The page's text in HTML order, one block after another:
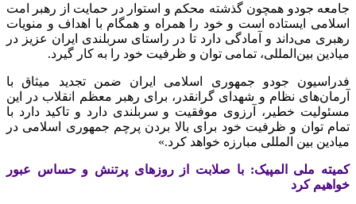
جامعه جودو همچون گذشته محکم و استوار در حمایت از رهبر امت
اسلامی ایستاده است و خود را همراه و همگام با اهداف و منویات
رهبری می‌داند و آمادگی دارد تا در راستای سربلندی ایران عزیز در
میادین بین‌المللی، تمامی توان و ظرفیت خود را به کار گیرد.
فدراسیون جودو جمهوری اسلامی ایران ضمن تجدید میثاق با
آرمان‌های نظام و شهدای گرانقدر، برای رهبر معظم انقلاب در این
مسئولیت خطیر، آرزوی موفقیت و سربلندی دارد و تاکید دارد با
تمام توان و ظرفیت خود برای بالا بردن پرچم جمهوری اسلامی در
میادین بین المللی مبارزه خواهد کرد.»
کمیته ملی المپیک: با صلابت از روزهای پرتنش و حساس عبور
خواهیم کرد